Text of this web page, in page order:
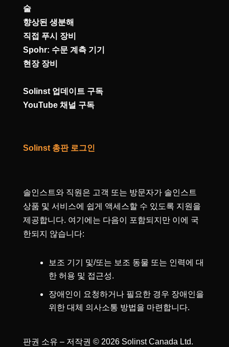
술
향상된 생분해
직접 푸시 장비
Spohr: 수문 계측 기기
현장 장비
Solinst 업데이트 구독
YouTube 채널 구독
Solinst 총판 로그인
솔인스트와 직원은 고객 또는 방문자가 솔인스트
상품 및 서비스에 쉽게 액세스할 수 있도록 지원을
제공합니다. 여기에는 다음이 포함되지만 이에 국
한되지 않습니다:
보조 기기 및/또는 보조 동물 또는 인력에 대
한 허용 및 접근성.
장애인이 요청하거나 필요한 경우 장애인을
위한 대체 의사소통 방법을 마련합니다.
판권 소유 – 저작권 © 2026 Solinst Canada Ltd.